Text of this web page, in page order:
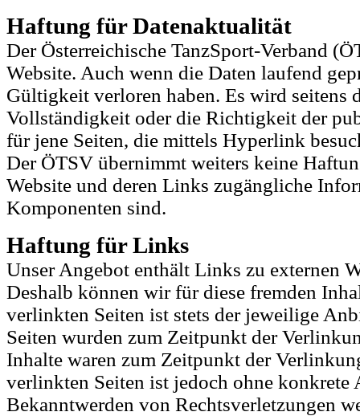
Haftung für Datenaktualität
DerÖsterreichische TanzSport-Verband
Website. Auch wenn die Daten laufend
Gültigkeit verloren haben. Es wird seitens
Vollständigkeit oder die Richtigkeit der
für jene Seiten, die mittels Hyperlink
Der ÖTSV übernimmt weiters keine
Website und deren Links zugängliche
Komponenten sind.
Haftung für Links
Unser Angebot enthält Links zu externen
Deshalb können wir für diese fremden
verlinkten Seiten ist stets der jeweilige
Seiten wurden zum Zeitpunkt der
Inhalte waren zum Zeitpunkt der
verlinkten Seiten ist jedoch ohne
Bekanntwerden von Rechtsverletzungen